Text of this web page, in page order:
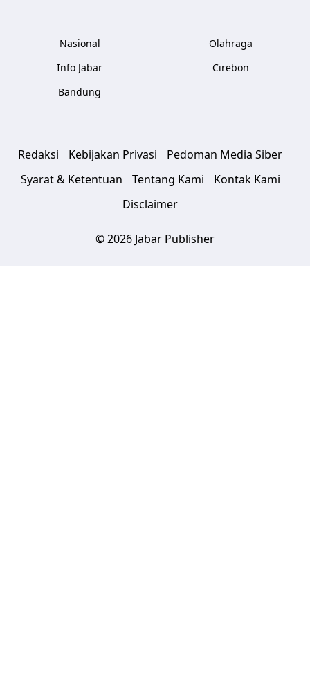
Nasional
Info Jabar
Bandung
Olahraga
Cirebon
Redaksi Kebijakan Privasi
Pedoman Media Siber
Syarat & Ketentuan
Tentang Kami
Kontak Kami
Disclaimer
© 2026 Jabar Publisher